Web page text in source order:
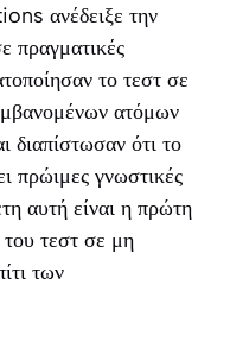
ανέδειξε την
πραγματικές
το τεστ σε
ατόμων
διαπίστωσαν ότι το
πρώιμες γνωστικές
αυτή είναι η πρώτη
του τεστ σε μη
των